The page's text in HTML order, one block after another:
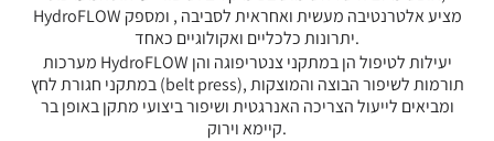
HydroFLOW מציע אלטרנטיבה מעשית ואחראית לסביבה , ומספק
יתרונות כלכליים ואקולוגיים כאחד.
מערכות HydroFLOW יעילות לטיפול הן במתקני צנטריפוגה והן
במתקני חגורת לחץ (belt press), תורמות לשיפור הבוצה והמוצקות
ומביאים לייעול הצריכה האנרגטית ושיפור ביצועי מתקן באופן בר
קיימא וירוק.